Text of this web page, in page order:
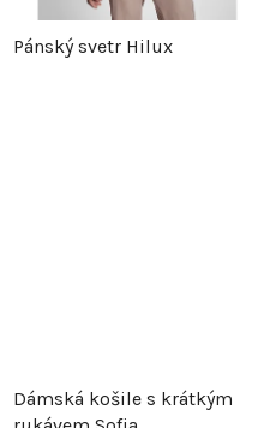
Pánský svetr Hilux
Dámská košile s krátkým